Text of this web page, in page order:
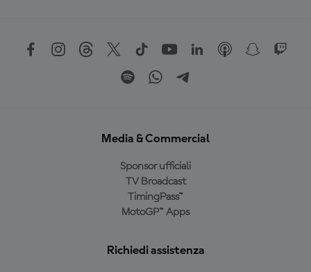
Media & Commercial
Sponsor ufficiali
TV Broadcast
TimingPass™
MotoGP™ Apps
Richiedi assistenza